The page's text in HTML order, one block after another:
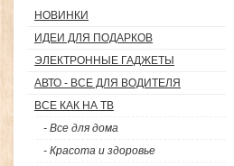
НОВИНКИ
ИДЕИ ДЛЯ ПОДАРКОВ
ЭЛЕКТРОННЫЕ ГАДЖЕТЫ
АВТО - ВСЕ ДЛЯ ВОДИТЕЛЯ
ВСЕ КАК НА ТВ
- Все для дома
- Красота и здоровье